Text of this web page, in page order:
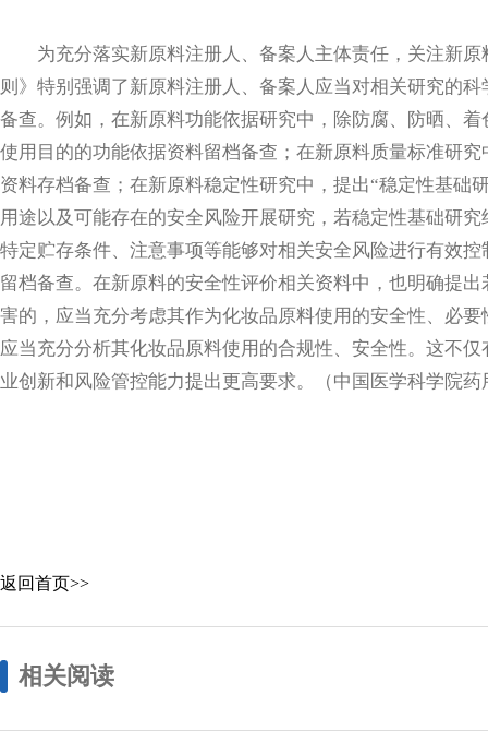
为充分落实新原料注册人、备案人主体责任，关注新原
则》特别强调了新原料注册人、备案人应当对相关研究的
备查。例如，在新原料功能依据研究中，除防腐、防晒、
使用目的的功能依据资料留档备查；在新原料质量标准研
资料存档备查；在新原料稳定性研究中，提出“稳定性基础
用途以及可能存在的安全风险开展研究，若稳定性基础研
特定贮存条件、注意事项等能够对相关安全风险进行有效
留档备查。在新原料的安全性评价相关资料中，也明确提
害的，应当充分考虑其作为化妆品原料使用的安全性、必
应当充分分析其化妆品原料使用的合规性、安全性。这不
业创新和风险管控能力提出更高要求。（中国医学科学院
返回首页>>
相关阅读